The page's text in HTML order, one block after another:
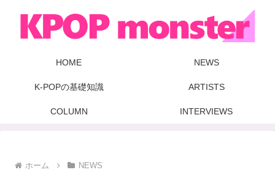
HOME NEWS
K-POPの基礎知識 ARTISTS
COLUMN INTERVIEWS
ホーム NEWS